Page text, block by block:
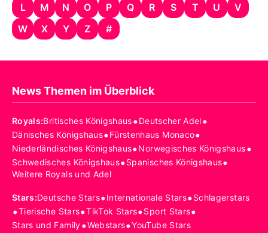
L
M N O P Q R S T U
V
W
X Y Z #
News Themen im Überblick
Royals:Britisches Königshaus•Deutscher Adel•
Dänisches Königshaus•Fürstenhaus Monaco•
Niederländisches Königshaus•Norwegisches Königshaus•
Schwedisches Königshaus•Spanisches Königshaus•
Weitere Royals und Adel
Stars:Deutsche Stars•Internationale Stars•Schlagerstars
•Tierische Stars•TikTok Stars•Sport Stars•
Stars und Family•Webstars•YouTube Stars